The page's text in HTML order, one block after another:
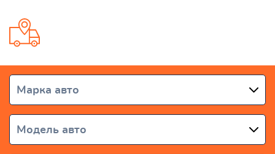
Марка авто
Модель авто